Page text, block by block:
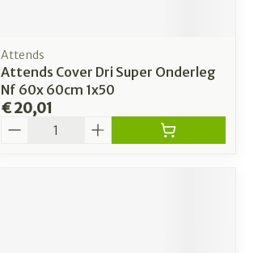
Attends
Attends Cover Dri Super Onderleg
Nf 60x 60cm 1x50
€ 20,01